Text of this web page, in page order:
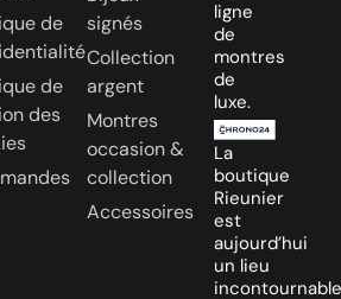
de
de
des
signés
Collection
argent
Montres
occasion &
collection
Accessoires
ligne
de
montres
de
luxe.
La
boutique
Rieunier
est
aujourd’hui
un lieu
incontournable